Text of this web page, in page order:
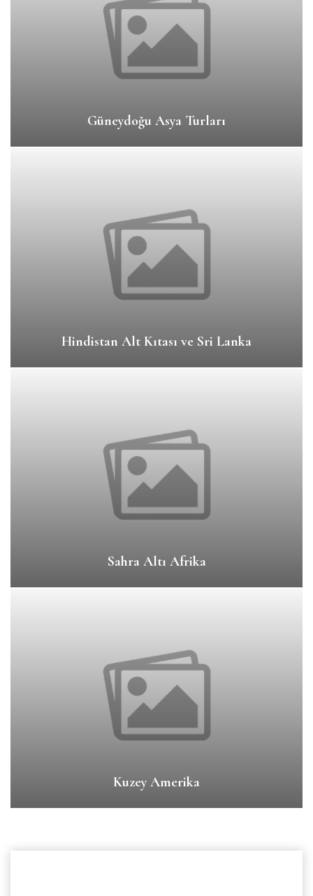
Güneydoğu Asya Turları
Hindistan Alt Kıtası ve Sri Lanka
Sahra Altı Afrika
Kuzey Amerika